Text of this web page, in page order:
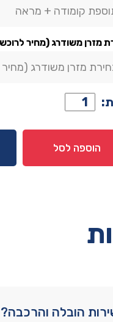
קומודה + מראה
מזרן משודרג (מחיר
מזרן משודרג
כמות
של
מיטה
יחיד
ארגז
מצעים
הוספה לסל
הובלה